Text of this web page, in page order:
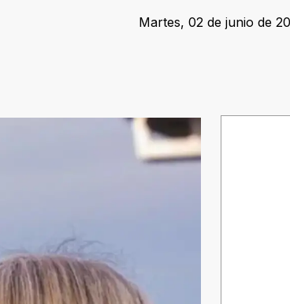
Martes, 02 de junio de